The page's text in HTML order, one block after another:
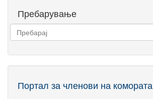
Пребарување
Портал за членови на комората